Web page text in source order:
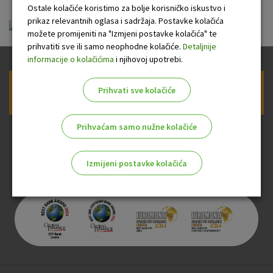
kriterij_o_razvrstavanju_klijenata.pdf
Prijava na newsletter OTP banke
Ostale kolačiće koristimo za bolje korisničko iskustvo i
prikaz relevantnih oglasa i sadržaja. Postavke kolačića
možete promijeniti na "Izmjeni postavke kolačića" te
prihvatiti sve ili samo neophodne kolačiće. Detaljnije
informacije o kolačićima i njihovoj upotrebi.
Prihvati sve kolačiće
Prihvaćam samo nužne kolačiće
Izmijeni postavke kolačića